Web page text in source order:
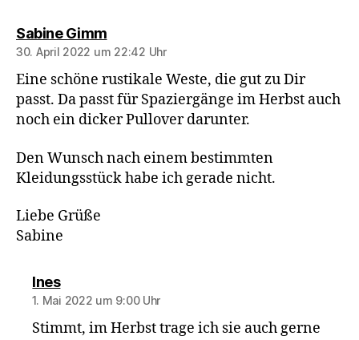
Sabine Gimmsagt:
30. April 2022 um 22:42 Uhr
Eine schöne rustikale Weste, die gut zu Dir
passt. Da passt für Spaziergänge im Herbst auch
noch ein dicker Pullover darunter.
Den Wunsch nach einem bestimmten
Kleidungsstück habe ich gerade nicht.
Liebe Grüße
Sabine
Inessagt:
1. Mai 2022 um 9:00 Uhr
Stimmt, im Herbst trage ich sie auch gerne